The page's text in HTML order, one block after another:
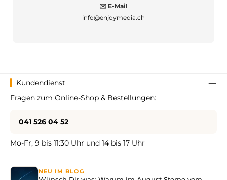
✉️ E-Mail
info@enjoymedia.ch
Kundendienst
Fragen zum Online-Shop & Bestellungen:
041 526 04 52
Mo-Fr, 9 bis 11:30 Uhr und 14 bis 17 Uhr
NEU IM BLOG